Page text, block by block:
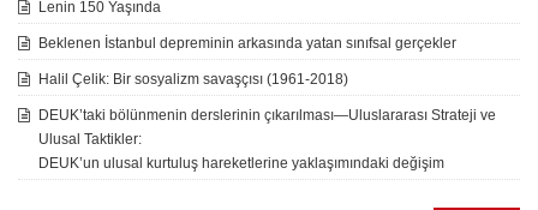
Lenin 150 Yaşında
Beklenen İstanbul depreminin arkasında yatan sınıfsal gerçekler
Halil Çelik: Bir sosyalizm savaşçısı (1961-2018)
DEUK’taki bölünmenin derslerinin çıkarılması—Uluslararası Strateji ve
Ulusal Taktikler:
DEUK’un ulusal kurtuluş hareketlerine yaklaşımındaki değişim